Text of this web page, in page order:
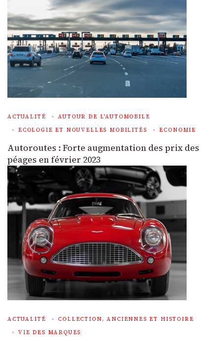
ACTUALITÉ
AUTOUR DE L'AUTOMOBILE
ECOLOGIE ET NOUVELLES MOBILITÉS
ECONOMIE
Autoroutes : Forte augmentation des prix des
péages en février 2023
ACTUALITÉ
COLLECTION, ANCIENNES ET HISTOIRE
VIE DES MARQUES